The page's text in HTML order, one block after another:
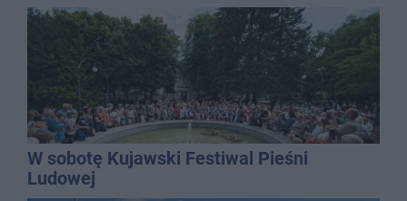
W sobotę Kujawski Festiwal Pieśni
Ludowej